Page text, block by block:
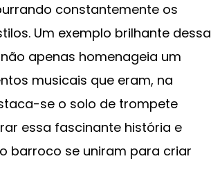
constantemente os
Um exemplo brilhante dessa
apenas homenageia um
musicais que eram, na
se o solo de trompete
essa fascinante história e
barroco se uniram para criar